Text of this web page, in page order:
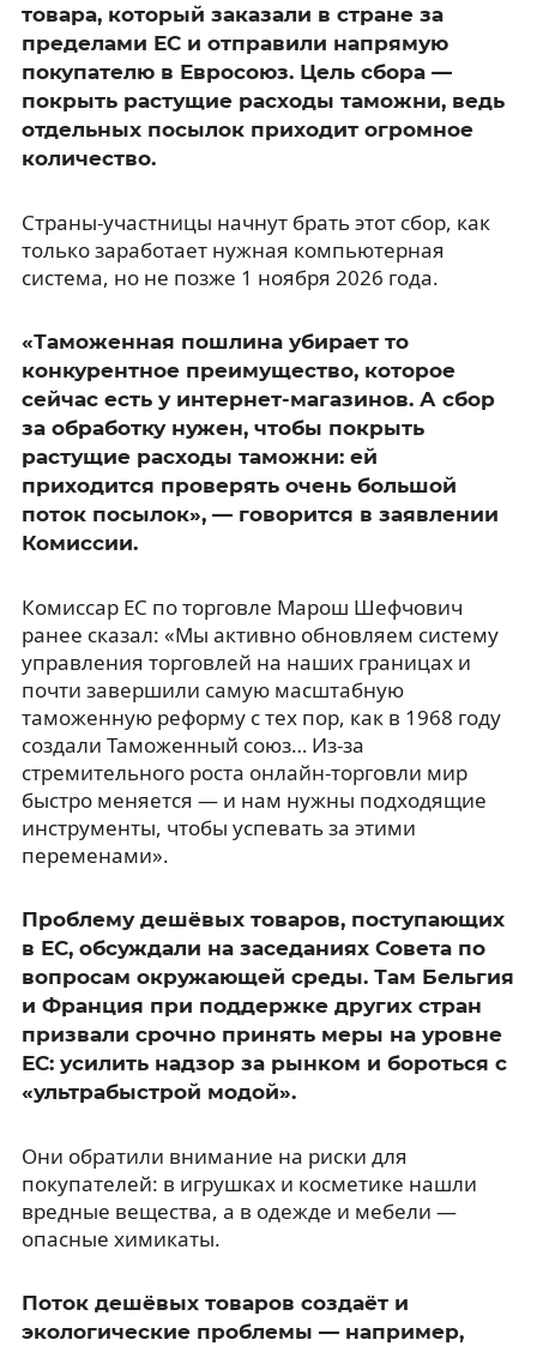
товара, который заказали в стране за
пределами ЕС и отправили напрямую
покупателю в Евросоюз. Цель сбора —
покрыть растущие расходы таможни, ведь
отдельных посылок приходит огромное
количество.
Страны-участницы начнут брать этот сбор, как
только заработает нужная компьютерная
система, но не позже 1 ноября 2026 года.
«Таможенная пошлина убирает то
конкурентное преимущество, которое
сейчас есть у интернет-магазинов. А сбор
за обработку нужен, чтобы покрыть
растущие расходы таможни: ей
приходится проверять очень большой
поток посылок», — говорится в заявлении
Комиссии.
Комиссар ЕС по торговле Марош Шефчович
ранее сказал: «Мы активно обновляем систему
управления торговлей на наших границах и
почти завершили самую масштабную
таможенную реформу с тех пор, как в 1968 году
создали Таможенный союз… Из-за
стремительного роста онлайн-торговли мир
быстро меняется — и нам нужны подходящие
инструменты, чтобы успевать за этими
переменами».
Проблему дешёвых товаров, поступающих
в ЕС, обсуждали на заседаниях Совета по
вопросам окружающей среды. Там Бельгия
и Франция при поддержке других стран
призвали срочно принять меры на уровне
ЕС: усилить надзор за рынком и бороться с
«ультрабыстрой модой».
Они обратили внимание на риски для
покупателей: в игрушках и косметике нашли
вредные вещества, а в одежде и мебели —
опасные химикаты.
Поток дешёвых товаров создаёт и
экологические проблемы — например,